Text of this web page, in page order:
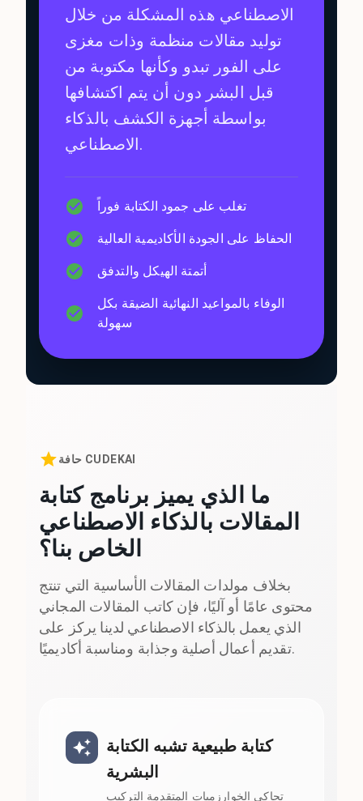
الاصطناعي هذه المشكلة من خلال
توليد مقالات منظمة وذات مغزى
على الفور تبدو وكأنها مكتوبة من
قبل البشر دون أن يتم اكتشافها
بواسطة أجهزة الكشف بالذكاء
الاصطناعي.
تغلب على جمود الكتابة فوراً
الحفاظ على الجودة الأكاديمية العالية
أتمتة الهيكل والتدفق
الوفاء بالمواعيد النهائية الضيقة بكل
سهولة
حافة CUDEKAI
ما الذي يميز برنامج كتابة
المقالات بالذكاء الاصطناعي
الخاص بنا؟
بخلاف مولدات المقالات الأساسية التي تنتج
محتوى عامًا أو آليًا، فإن كاتب المقالات المجاني
الذي يعمل بالذكاء الاصطناعي لدينا يركز على
تقديم أعمال أصلية وجذابة ومناسبة أكاديميًا.
كتابة طبيعية تشبه الكتابة
البشرية
تحاكي الخوارزميات المتقدمة التركيب